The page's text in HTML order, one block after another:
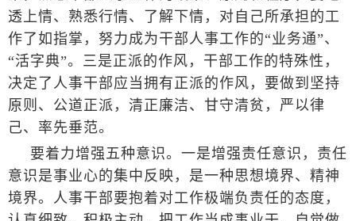
透上情、熟悉行情、了解下情，对自己所承担的工
作了如指掌，努力成为干部人事工作的“业务通”、
“活字典”。三是正派的作风，干部工作的特殊性，
决定了人事干部应当拥有正派的作风，要做到坚持
原则、公道正派，清正廉洁、甘守清贫，严以律
己、率先垂范。
要着力增强五种意识。一是增强责任意识，责任
意识是事业心的集中反映，是一种思想境界、精神
境界。人事干部要抱着对工作极端负责任的态度，